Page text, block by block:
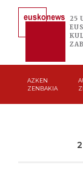
25
AZKEN
ZENBAKIA